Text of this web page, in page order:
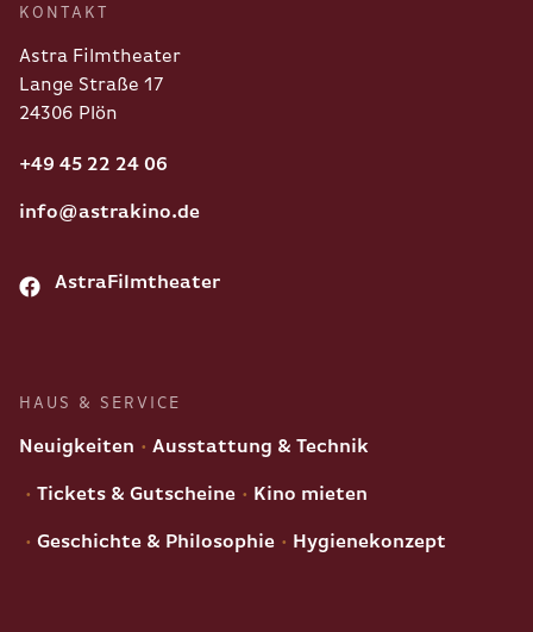
KONTAKT
Astra Filmtheater
Lange Straße 17
24306 Plön
+49 45 22 24 06
info@astrakino.de
AstraFilmtheater
HAUS & SERVICE
Neuigkeiten Ausstattung & Technik
Tickets & Gutscheine Kino mieten
Geschichte & Philosophie Hygienekonzept